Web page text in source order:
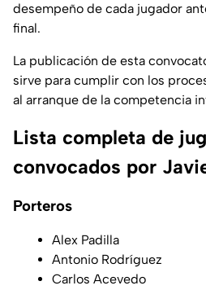
desempeño de cada jugador
final.
La publicación de esta
sirve para cumplir con los
al arranque de la competencia
Lista completa de
convocados por
Porteros
Alex Padilla
Antonio Rodríguez
Carlos Acevedo